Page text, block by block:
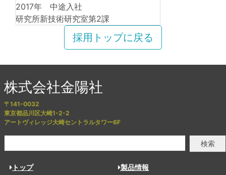
2017年 中途入社
研究所新技術研究室第2課
採用トップに戻る
株式会社金陽社
〒141-0032
東京都品川区大崎1-2-2
アートヴィレッジ大崎セントラルタワー6F
検索
トップ
製品情報